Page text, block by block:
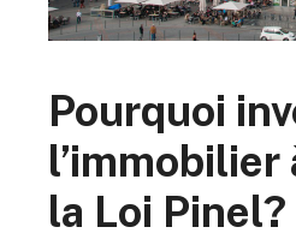
Pourquoi
l’immobilier
la Loi Pinel?